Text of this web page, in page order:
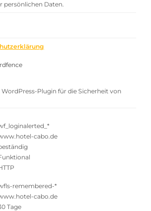
persönlichen Daten.
Plugin für die Sicherheit von
cabo.de
remembered-*
cabo.de
Tage